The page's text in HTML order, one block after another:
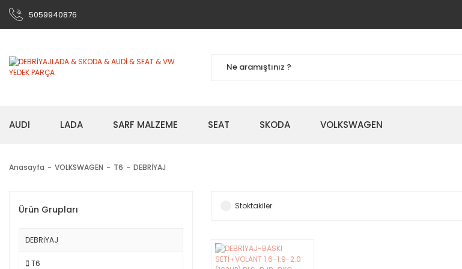
5059940876
AUDI LADA SARF MALZEME SEAT SKODA VOLKSWAGEN
Anasayfa VOLKSWAGEN T6 DEBRİYAJ
Ürün Grupları
DEBRİYAJ
T6
Stoktakiler